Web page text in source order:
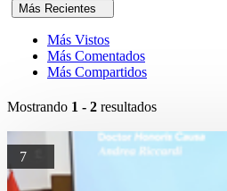
Más Recientes
Más Vistos
Más Comentados
Más Compartidos
Mostrando 1 - 2 resultados
7